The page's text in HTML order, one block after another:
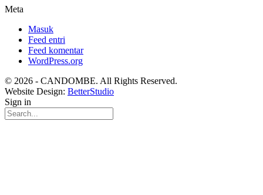
Meta
Masuk
Feed entri
Feed komentar
WordPress.org
© 2026 - CANDOMBE. All Rights Reserved.
Website Design: BetterStudio
Sign in